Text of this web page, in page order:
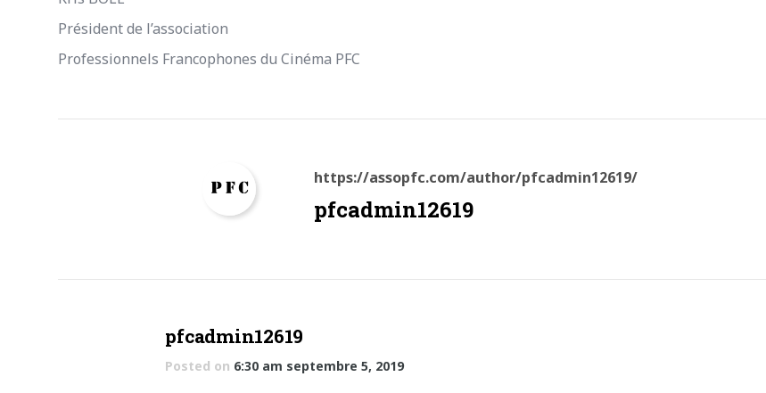
Président de l’association
Professionnels Francophones du Cinéma PFC
https://assopfc.com/author/pfcadmin12619/
pfcadmin12619
pfcadmin12619
Posted on 6:30 am septembre 5, 2019